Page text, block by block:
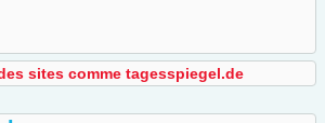
sites comme tagesspiegel.de